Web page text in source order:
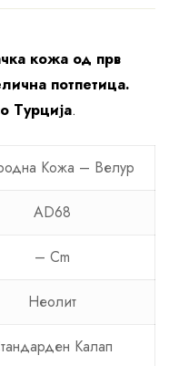
кожа од прв
потпетица.
Турција.
Кожа – Велур
AD68
– Cm
Неолит
Калап